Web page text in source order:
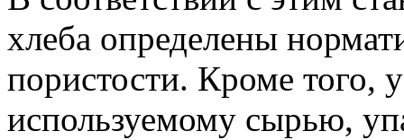
хлеба определены
пористости. Кроме того,
используемому сырью,